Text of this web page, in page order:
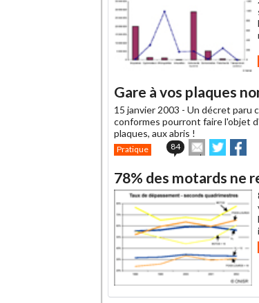
Gare à vos plaques
15 janvier 2003 - Un décret paru
conformes pourront faire l'objet
plaques, aux abris !
Pratique 84
Envoyer
cet
à
un
ami
Partager
sur sur
78% des motards ne